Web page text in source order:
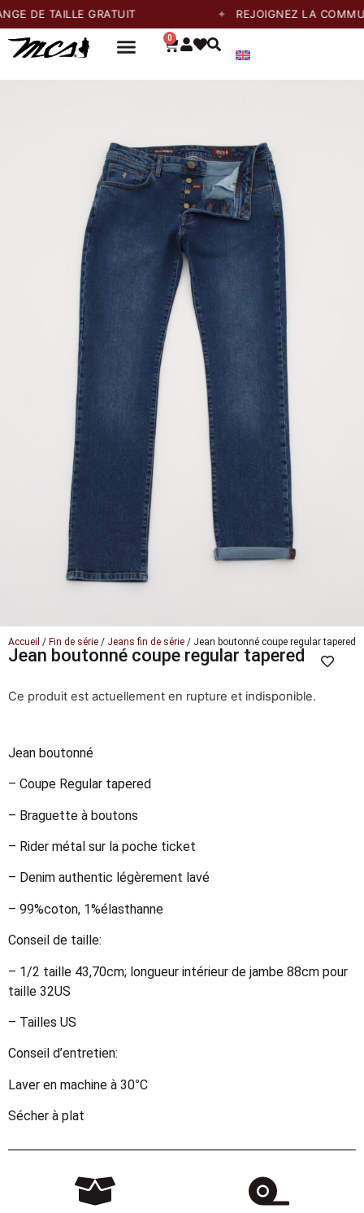
TAILLE GRATUIT REJOIGNEZ LA
0
Accueil / Fin de série / Jeans fin de série / Jean boutonné coupe regular tapered
Jean boutonné coupe regular tapered
Ce produit est actuellement en rupture et indisponible.
Jean boutonné
– Coupe Regular tapered
– Braguette à boutons
– Rider métal sur la poche ticket
– Denim authentic légèrement lavé
– 99%coton, 1%élasthanne
Conseil de taille:
– 1/2 taille 43,70cm; longueur intérieur de jambe 88cm pour
taille 32US
– Tailles US
Conseil d’entretien:
Laver en machine à 30°C
Sécher à plat